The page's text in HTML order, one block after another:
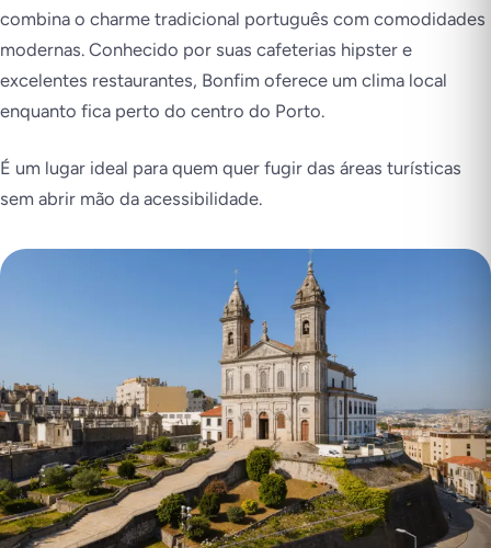
combina o charme tradicional português com comodidades
modernas. Conhecido por suas cafeterias hipster e
excelentes restaurantes, Bonfim oferece um clima local
enquanto fica perto do centro do Porto.
É um lugar ideal para quem quer fugir das áreas turísticas
sem abrir mão da acessibilidade.